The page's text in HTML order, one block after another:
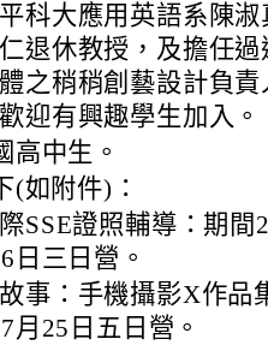
科大應用英語系陳
退休教授，及擔任
之稍稍創藝設計負
迎有興趣學生加入。
高中生。
(如附件)：
SSE證照輔導：期間
日三日營。
事：手機攝影X作品
月25日五日營。